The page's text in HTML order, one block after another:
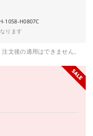
1058-H0807C
ります
文後の適用はできません。